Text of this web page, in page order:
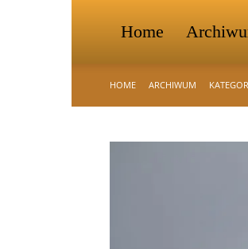
Home
HOME ARCHIWUM